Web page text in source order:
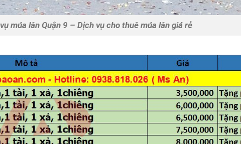
múa lân Quận 9 – Dịch vụ cho thuê múa lân giá rẻ